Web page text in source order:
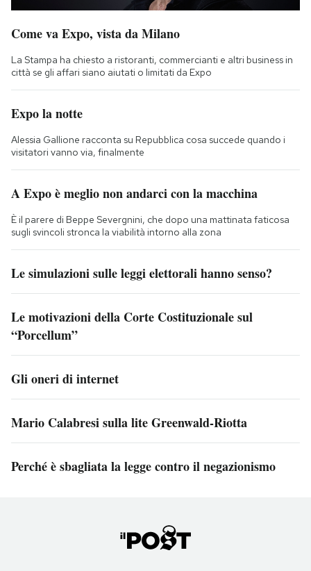
Come va Expo, vista da Milano
La Stampa ha chiesto a ristoranti, commercianti e altri business in
città se gli affari siano aiutati o limitati da Expo
Expo la notte
Alessia Gallione racconta su Repubblica cosa succede quando i
visitatori vanno via, finalmente
A Expo è meglio non andarci con la macchina
È il parere di Beppe Severgnini, che dopo una mattinata faticosa
sugli svincoli stronca la viabilità intorno alla zona
Le simulazioni sulle leggi elettorali hanno senso?
Le motivazioni della Corte Costituzionale sul
“Porcellum”
Gli oneri di internet
Mario Calabresi sulla lite Greenwald-Riotta
Perché è sbagliata la legge contro il negazionismo